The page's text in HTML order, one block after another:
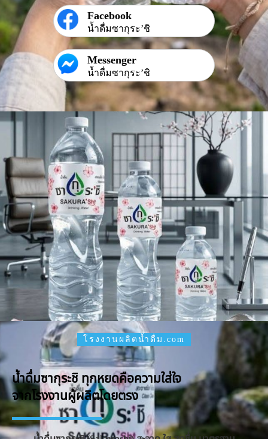
Facebook
น้ำดื่มซากุระ’ชิ
Messenger
น้ำดื่มซากุระ’ชิ
โรงงานผลิตน้ำดื่ม.com
น้ำดื่มซากุระชิ ทุกหยดคือความใส่ใจ
จากโรงงานผู้ผลิตโดยตรง